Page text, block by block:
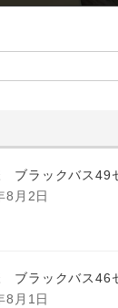
ブラックバス
8月2日
ブラックバス
8月1日